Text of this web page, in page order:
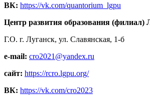
ВК: https://vk.com/quantorium_lgpu
Центр развития образования
Г.О. г. Луганск, ул. Славянская, 1-б
e-mail: cro2021@yandex.ru
сайт: https://rcro.lgpu.org/
ВК: https://vk.com/cro2023